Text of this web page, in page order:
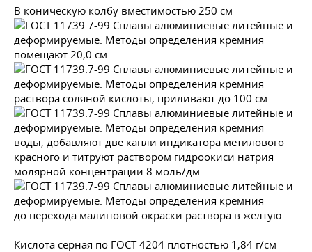
В коническую колбу вместимостью 250 см
помещают 20,0 см
раствора соляной кислоты, приливают до 100 см
воды, добавляют две капли индикатора метилового
красного и титруют раствором гидроокиси натрия
молярной концентрации 8 моль/дм
до перехода малиновой окраски раствора в желтую.
Кислота серная по ГОСТ 4204 плотностью 1,84 г/см